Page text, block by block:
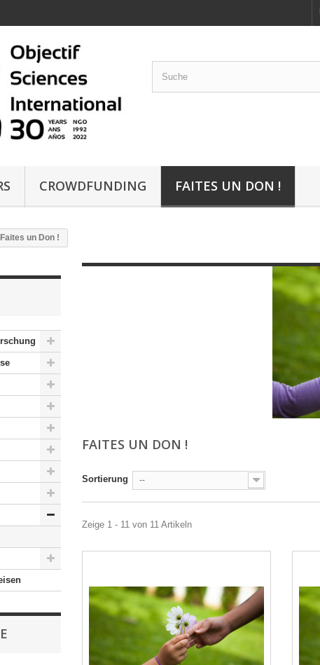
CROWDFUNDING FAITES UN DON !
Faites un Don !
FAITES UN DON !
Sortierung --
Zeige 1 - 11 von 11 Artikeln